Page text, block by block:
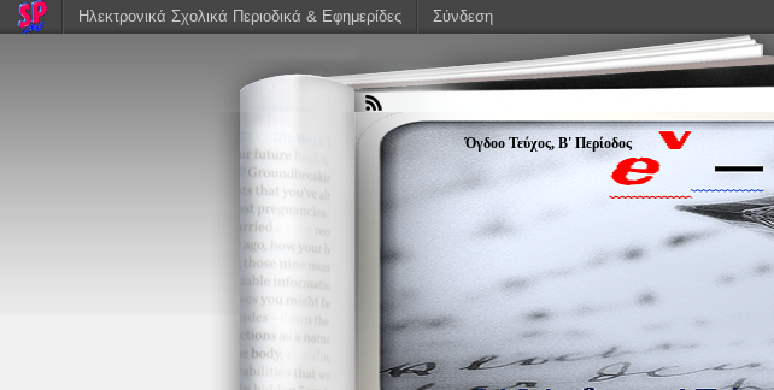
Όγδοο Τεύχος, Β' Περίοδος
Ηλεκτρονικά Σχολικά Περιοδικά & Εφημερίδες Σύνδεση